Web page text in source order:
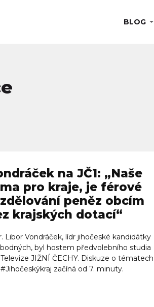
BLOG
na JČ1: „Naše
pro kraje, je férové
peněz obcím
krajských dotací“
Libor Vondráček, lídr jihočeské kandidátky
byl hostem předvolebního studia
Televize JIŽNÍ ČECHY. Diskuze o tématech
začíná od 7. minuty.